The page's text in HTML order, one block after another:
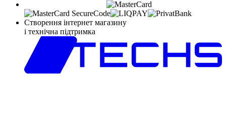
Створення інтернет магазину
і технічна підтримка